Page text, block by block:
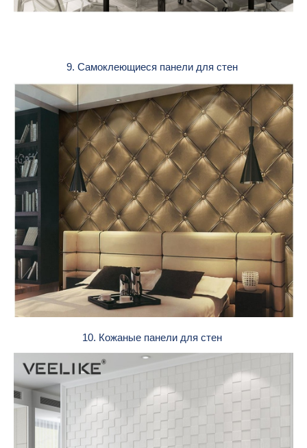
9. Самоклеющиеся панели для стен
10. Кожаные панели для стен